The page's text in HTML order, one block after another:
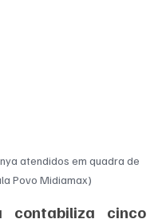
atendidos em quadra de
Povo Midiamax)
contabiliza cinco